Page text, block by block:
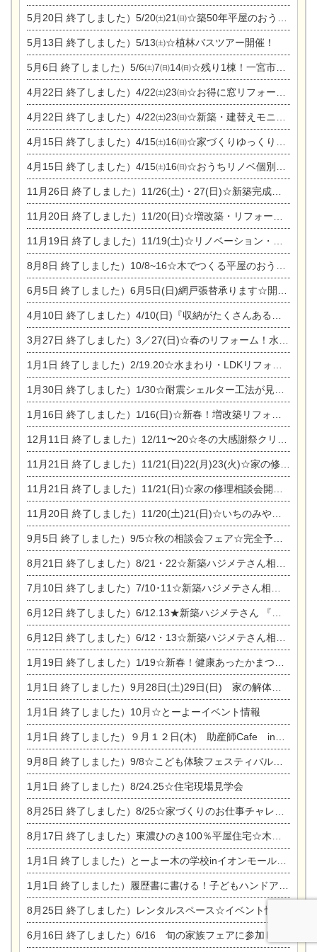
5月20日 終了しました）5/20㈯21㈰☆築50年平屋のおうちリノベーション完成見学会
5月13日 終了しました）5/13㈯☆植林バスツアー開催！
5月6日 終了しました）5/6㈯7㈰14㈰☆残り1棟！一宮市限定モニター募集相談会(新築・建替え)
4月22日 終了しました）4/22㈯23㈰☆お得に窓リフォーム個別相談会
4月22日 終了しました）4/22㈯23㈰☆新築・建替えモニター募集個別相談会
4月15日 終了しました）4/15㈯16㈰☆家づくりゆっくりじっくり個別相談会
4月15日 終了しました）4/15㈯16㈰☆おうちリノベ個別相談会
11月26日 終了しました）11/26(土)・27(日)☆新築完成見学会 in一宮市あずら
11月20日 終了しました）11/20(日)☆増改築・リフォームまつり＆秋の味覚まつり＆芸術祭
11月19日 終了しました）11/19(土)☆リノベーション・家の修理まつり＆増改築・リフォームまつりin扶桑ゴルフ
8月8日 終了しました）10/8~16☆木でつくる平屋のおうちのつくり方【完全予約制】
6月5日 終了しました）6月5日(日)網戸張替承ります☆開催！
4月10日 終了しました）4/10(日)『収納がたくさんあるおうち現場見学会』
3月27日 終了しました）3／27(日)☆春のリフォーム！水まわりLDKリフォーム相談会&今がチャンス！エアコン相談会
1月1日 終了しました）2/19.20☆水まわり・LDKリフォーム相談会＆エアコン相談会
1月30日 終了しました）1/30☆耐震シェルター工法が見れる完成見学会
1月16日 終了しました）1/16(日)☆新春！増改築リフォーム&家の修理まつり
12月11日 終了しました）12/11〜20☆冬の大感謝祭クリスマス相談会開催
11月21日 終了しました）11/21(日)22(月)23(火)☆家の修理まつり＆増改築リフォーム相談会
11月21日 終了しました）11/21(日)☆家の修理相談会開催 in 扶桑オークビレッジ
11月20日 終了しました）11/20(土)21(日)☆いちのみや逸品市に出店します【ひのきのバラ販売】
9月5日 終了しました）9/5☆秋の相談会フェア☆完全予約制
8月21日 終了しました）8/21・22☆新築ハジメテさん相談会 『集まれ！農地に家を建てたい人！』
7月10日 終了しました）7/10･11☆新築ハジメテさん相談会 『集まれ！農地に家を建てたい人！』完全予約制
6月12日 終了しました）6/12.13★新築ハジメテさん 『木の家 現場体感見学会』
6月12日 終了しました）6/12・13☆新築ハジメテさん相談会『今ある土地に家を建てる際の注意点』
1月19日 終了しました）1/19☆新春！健康あったかまつり＆増改築リフォームまつり
1月1日 終了しました）9月28日(土)29日(日) 家の解体なんでも相談会
1月1日 終了しました）10月☆とーよーイベント情報
1月1日 終了しました）９月１２日(木) 助産師Cafe in東陽住建
9月8日 終了しました）9/8☆こども体験フェスティバル☆一宮市民会館
1月1日 終了しました）8/24.25☆住宅現場見学会
8月25日 終了しました）8/25☆家づくりのお仕事チャレンジ
8月17日 終了しました）東濃ひのき100％平屋住宅☆木の家完成見学会
1月1日 終了しました）とーよー木の学校inイオンモール木曽川
1月1日 終了しました）履歴書に書ける！子どもハンドアロマ講座☆
8月25日 終了しました）レンタルスペース☆イベント情報☆チャイルドアロマセラピスト
6月16日 終了しました）6/16 旬の家族フェアに参加します☆